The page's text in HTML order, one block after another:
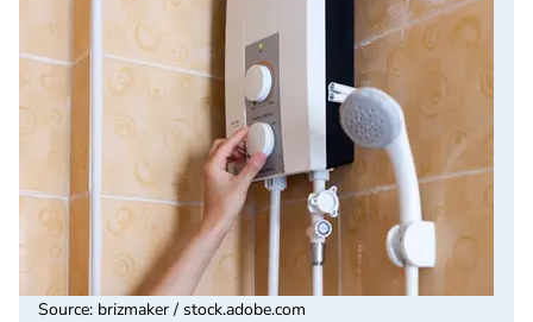
Source: brizmaker / stock.adobe.com